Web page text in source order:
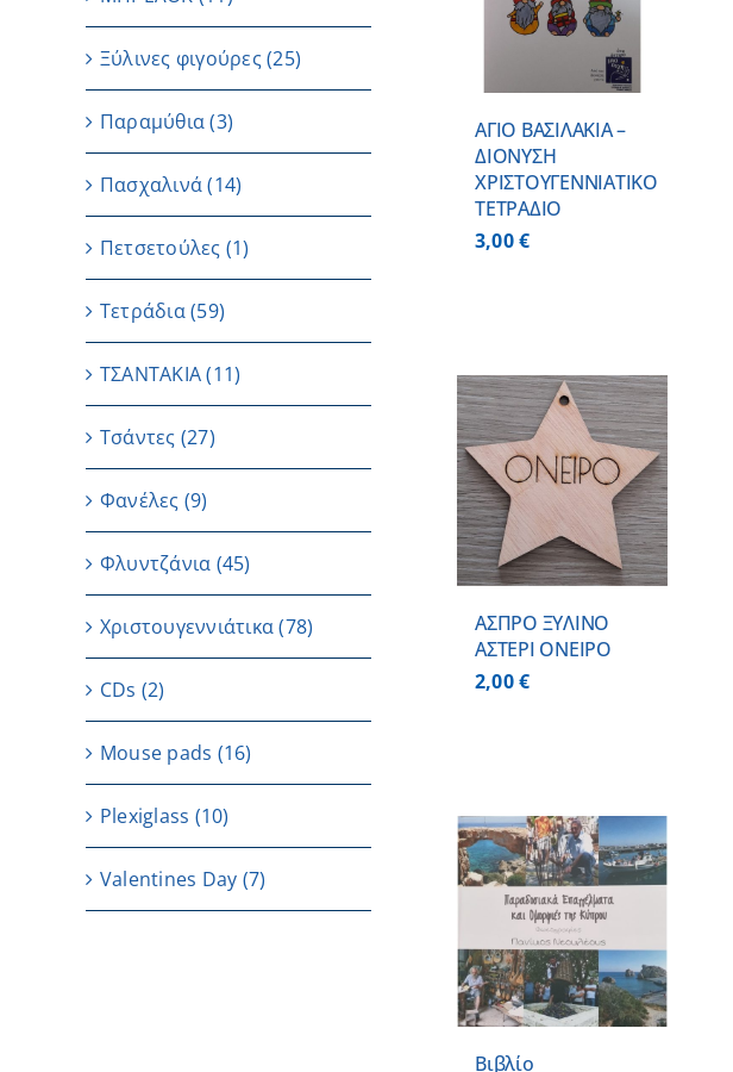
ΑΓΙΟ ΒΑΣΙΛΑΚΙΑ –
ΔΙΟΝΥΣΗ
ΧΡΙΣΤΟΥΓΕΝΝΙΑΤΙΚΟ
ΤΕΤΡΑΔΙΟ
3,00€
ΑΣΠΡΟ ΞΥΛΙΝΟ
ΑΣΤΕΡΙ ΟΝΕΙΡΟ
2,00€
ΠΡΟΣΘΗΚΗ ΣΤΟ
ΚΑΛΑΘΙ
/
ΛΕΠΤΟΜΕΡΕΙΕΣ
Βιβλίο
ΠΡΟΣΘΗΚΗ ΣΤΟ
ΚΑΛΑΘΙ
ΛΕΠΤΟΜΕΡΕΙΕΣ
Ξύλινες φιγούρες(25)
Παραμύθια (3)
Πασχαλινά (14)
Πετσετούλες (1)
Τετράδια(59)
ΤΣΑΝΤΑΚΙΑ (11)
Τσάντες (27)
Φανέλες (9)
Φλυντζάνια (45)
Χριστουγεννιάτικα(78)
CDs (2)
Μouse pads (16)
Plexiglass (10)
Valentines Day (7)